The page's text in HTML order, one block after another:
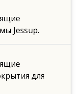
Jessup.
для